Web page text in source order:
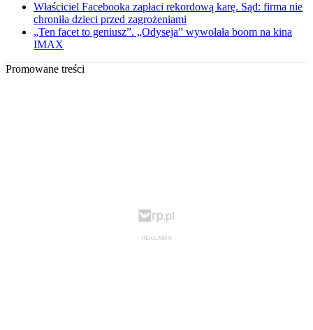
Właściciel Facebooka zapłaci rekordową karę. Sąd: firma nie
chroniła dzieci przed zagrożeniami
„Ten facet to geniusz”. „Odyseja” wywołała boom na kina
IMAX
Promowane treści